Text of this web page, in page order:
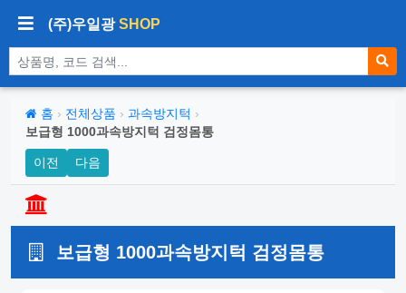
(주)우일광SHOP
상품 검색
홈 › 전체상품 › 과속방지턱 ›
보급형 1000과속방지턱 검정몸통
이전 다음
보급형 1000과속방지턱 검정몸통